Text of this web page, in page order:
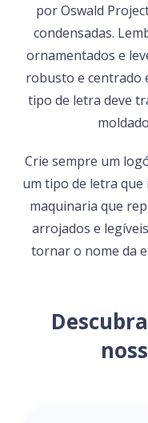
por Oswald
condensadas.
ornamentados e
robusto e centrado
tipo de letra deve
Crie sempre um
um tipo de letra
maquinaria que
arrojados e
tornar o nome da